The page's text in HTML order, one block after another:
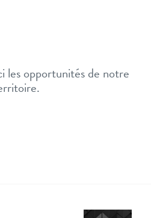
les opportunités de notre